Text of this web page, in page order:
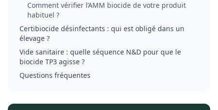
Comment vérifier l’AMM biocide de votre produit
habituel ?
Certibiocide désinfectants : qui est obligé dans un
élevage ?
Vide sanitaire : quelle séquence N&D pour que le
biocide TP3 agisse ?
Questions fréquentes